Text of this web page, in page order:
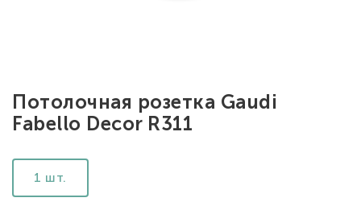
Потолочная розетка Gaudi
Fabello Decor R311
1 шт.